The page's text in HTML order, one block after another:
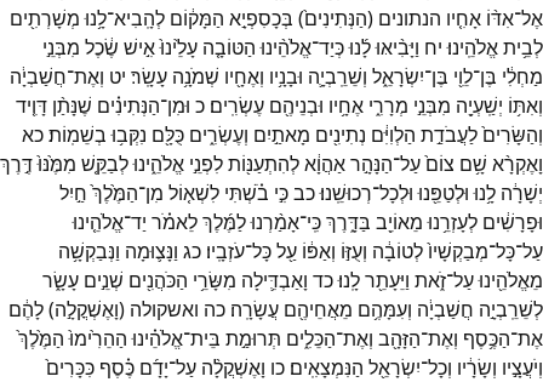
אֶל־אִדּ֨וֹ אָחִ֤יו הנתונים (הַנְּתִינִים֙) בְּכָסִפְיָ֣א הַמָּק֔וֹם לְהָֽבִיא־לָ֥נוּ מְשָׁרְתִ֖ים
לְבֵ֥יתאֱלֹהֵֽינוּ׃ יח וַיָּבִ֨יאּוּלָ֜נוּכְּיַד־אֱלֹהֵ֨ינוּ הַטּוֹבָ֤ה עָלֵ֙ינוּ֙אִ֣ישׁ שֶׂ֔כֶל מִבְּנֵ֣י
מַחְלִ֔י בֶּן־לֵוִ֖י בֶּן־יִשְׂרָאֵ֑ל וְשֵׁרֵֽבְיָ֛ה וּבָנָ֥יו וְאֶחָ֖יו שְׁמֹנָ֥ה עָשָֽׂר׃ יט וְאֶת־חֲשַׁבְיָ֔ה
וְאִתּ֥וֹ יְשַֽׁעְיָ֖ה מִבְּנֵ֣י מְרָרִ֑י אֶחָ֥יו וּבְנֵיהֶ֖ם עֶשְׂרִֽים׃ כ וּמִן־הַנְּתִינִ֗ים שֶׁנָּתַ֨ן דָּוִ֤יד
וְהַשָּׂרִים֙לַעֲבֹדַ֣ת הַלְוִיִּ֔ם נְתִינִ֖ים מָאתַ֣יִם וְעֶשְׂרִ֑ים כֻּלָּ֖ם נִקְּב֥וּ בְשֵׁמֽוֹת׃כא
וָאֶקְרָ֨א שָׁ֥ם צוֹם֙עַל־הַנָּהָ֣ראַהֲוָ֔אלְהִתְעַנּ֖וֹתלִפְנֵ֣י אֱלֹהֵ֑ינוּלְבַקֵּ֤שׁ מִמֶּ֙נּוּ֙דֶּ֣רֶךְ
יְשָׁרָ֔ה לָ֥נוּ וּלְטַפֵּ֖נוּ וּלְכָל־רְכוּשֵֽׁנוּ׃כבכִּ֣י בֹ֗שְׁתִּי לִשְׁא֤וֹל מִן־הַמֶּ֙לֶךְ֙ חַ֣יִל
וּפָרָשִׁ֔ים לְעָזְרֵ֥נוּ מֵאוֹיֵ֖ב בַּדָּ֑רֶךְכִּֽי־אָמַ֨רְנוּלַמֶּ֜לֶךְלֵאמֹ֗ר יַד־אֱלֹהֵ֤ינוּ
עַל־כָּל־מְבַקְשָׁיו֙לְטוֹבָ֔ה וְעֻזּ֣וֹ וְאַפּ֔וֹ עַ֖לכָּל־עֹזְבָֽיו׃ כג וַנָּצ֛וּמָה וַנְּבַקְשָׁ֥ה
מֵאֱלֹהֵ֖ינוּעַל־זֹ֑את וַיֵּעָתֵ֖רלָֽנוּ׃כד וָאַבְדִּ֛ילָה מִשָּׂרֵ֥י הַכֹּהֲנִ֖ים שְׁנֵ֣ים עָשָׂ֑ר
לְשֵׁרֵֽבְיָ֣ה חֲשַׁבְיָ֔ה וְעִמָּהֶ֥ם מֵאֲחֵיהֶ֖ם עֲשָׂרָֽה׃ כה ואשקולה (וָאֶשְׁקֳלָ֣ה)לָהֶ֔ם
אֶת־הַכֶּ֥סֶף וְאֶת־הַזָּהָ֖ב וְאֶת־הַכֵּלִ֑ים תְּרוּמַ֣ת בֵּית־אֱלֹהֵ֗ינוּ הַהֵרִ֙ימוּ֙ הַמֶּ֙לֶךְ֙
וְיֹעֲצָ֣יו וְשָׂרָ֔יו וְכָל־יִשְׂרָאֵ֖ל הַנִּמְצָאִֽים׃ כו וָאֶשְׁקֲלָ֨ה עַל־יָדָ֜ם כֶּ֗סֶף כִּכָּרִים֙